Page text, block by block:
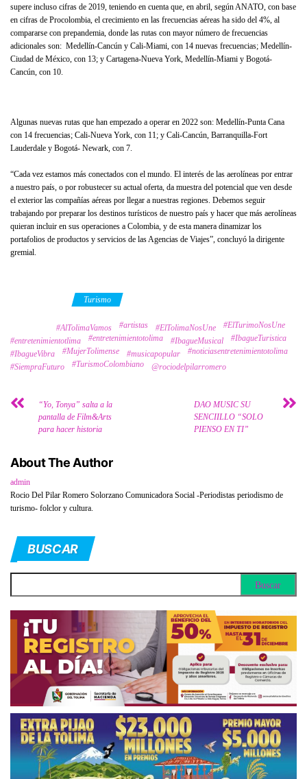
supere incluso cifras de 2019, teniendo en cuenta que, en abril, según ANATO, con base
en cifras de Procolombia, el crecimiento en las frecuencias aéreas ha sido del 4%, al
compararse con prepandemia, donde las rutas con mayor número de frecuencias
adicionales son: Medellín-Cancún y Cali-Miami, con 14 nuevas frecuencias; Medellín-
Ciudad de México, con 13; y Cartagena-Nueva York, Medellín-Miami y Bogotá-
Cancún, con 10.
Algunas nuevas rutas que han empezado a operar en 2022 son: Medellín-Punta Cana
con 14 frecuencias; Cali-Nueva York, con 11; y Cali-Cancún, Barranquilla-Fort
Lauderdale y Bogotá- Newark, con 7.
“Cada vez estamos más conectados con el mundo. El interés de las aerolíneas por entrar
a nuestro país, o por robustecer su actual oferta, da muestra del potencial que ven desde
el exterior las compañías aéreas por llegar a nuestras regiones. Debemos seguir
trabajando por preparar los destinos turísticos de nuestro país y hacer que más aerolíneas
quieran incluir en sus operaciones a Colombia, y de esta manera dinamizar los
portafolios de productos y servicios de las Agencias de Viajes”, concluyó la dirigente
gremial.
Turismo
#AlTolimaVamos #artistas #ElTolimaNosUne
#ElTurimoNosUne
#entretenimientotlima
#entretenimientotolima #IbagueMusical
#IbagueTuristica
#IbagueVibra
#MujerTolimense #musicapopular
#noticiasentretenimientotolima
#SiempraFuturo
#TurismoColombiano @rociodelpilarromero
“Yo, Tonya” salta a la
pantalla de Film&Arts
para hacer historia
DAO MUSIC SU
SENCIILLO “SOLO
PIENSO EN TI”
About The Author
admin
Rocio Del Pilar Romero Solorzano Comunicadora Social -Periodistas periodismo de
turismo- folclor y cultura.
BUSCAR